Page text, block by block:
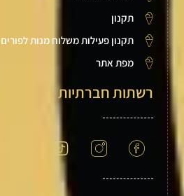
תקנון
תקנון פעילות משלוח מנות לפורים
מפת אתר
רשתות חברתיות